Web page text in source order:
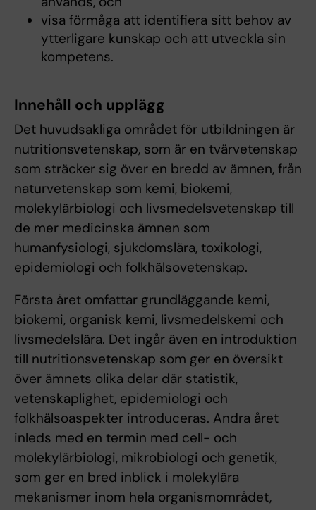
visa förmåga att identifiera sitt behov av
ytterligare kunskap och att utveckla sin
kompetens.
Innehåll och upplägg
Det huvudsakliga området för utbildningen är
nutritionsvetenskap, som är en tvärvetenskap
som sträcker sig över en bredd av ämnen, från
naturvetenskap som kemi, biokemi,
molekylärbiologi och livsmedelsvetenskap till
de mer medicinska ämnen som
humanfysiologi, sjukdomslära, toxikologi,
epidemiologi och folkhälsovetenskap.
Första året omfattar grundläggande kemi,
biokemi, organisk kemi, livsmedelskemi och
livsmedelslära. Det ingår även en introduktion
till nutritionsvetenskap som ger en översikt
över ämnets olika delar där statistik,
vetenskaplighet, epidemiologi och
folkhälsoaspekter introduceras. Andra året
inleds med en termin med cell- och
molekylärbiologi, mikrobiologi och genetik,
som ger en bred inblick i molekylära
mekanismer inom hela organismområdet,